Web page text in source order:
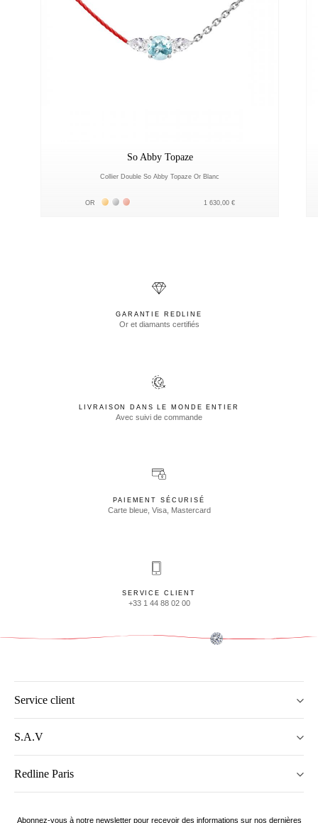
So Abby Topaze
Collier Double So Abby Topaze Or Blanc
OR Жёлтое золото 18К
Белое золото 18К
Розовое золото 18К 1 630,00 €
GARANTIE REDLINE
Or et diamants certifiés
LIVRAISON DANS LE MONDE ENTIER
Avec suivi de commande
PAIEMENT SÉCURISÉ
Carte bleue, Visa, Mastercard
SERVICE CLIENT
+33 1 44 88 02 00
Service client
S.A.V
Redline Paris
Abonnez-vous à notre newsletter pour recevoir des informations sur nos dernières